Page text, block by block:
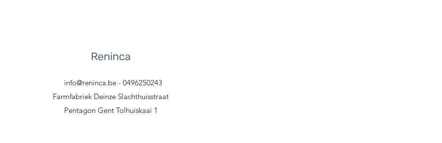
Reninca
info@reninca.be - 0496250243
Farmfabriek Deinze Slachthuisstraat
Pentagon Gent Tolhuiskaai 1